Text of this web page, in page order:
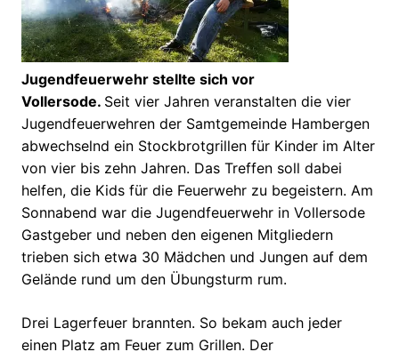
Jugendfeuerwehr stellte sich vor
Vollersode. Seit vier Jahren veranstalten die vier
Jugendfeuerwehren der Samtgemeinde Hambergen
abwechselnd ein Stockbrotgrillen für Kinder im Alter
von vier bis zehn Jahren. Das Treffen soll dabei
helfen, die Kids für die Feuerwehr zu begeistern. Am
Sonnabend war die Jugendfeuerwehr in Vollersode
Gastgeber und neben den eigenen Mitgliedern
trieben sich etwa 30 Mädchen und Jungen auf dem
Gelände rund um den Übungsturm rum.
Drei Lagerfeuer brannten. So bekam auch jeder
einen Platz am Feuer zum Grillen. Der